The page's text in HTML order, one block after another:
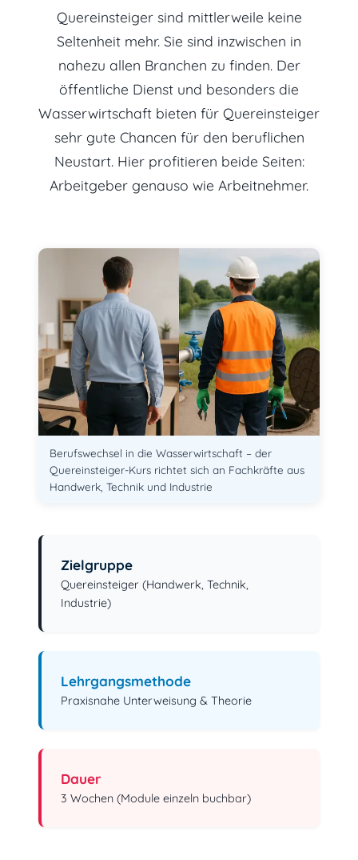
Quereinsteiger sind mittlerweile keine
Seltenheit mehr. Sie sind inzwischen in
nahezu allen Branchen zu finden. Der
öffentliche Dienst und besonders die
Wasserwirtschaft bieten für Quereinsteiger
sehr gute Chancen für den beruflichen
Neustart. Hier profitieren beide Seiten:
Arbeitgeber genauso wie Arbeitnehmer.
Berufswechsel in die Wasserwirtschaft – der
Quereinsteiger-Kurs richtet sich an Fachkräfte aus
Handwerk, Technik und Industrie
Zielgruppe
Quereinsteiger (Handwerk, Technik,
Industrie)
Lehrgangsmethode
Praxisnahe Unterweisung & Theorie
Dauer
3 Wochen (Module einzeln buchbar)